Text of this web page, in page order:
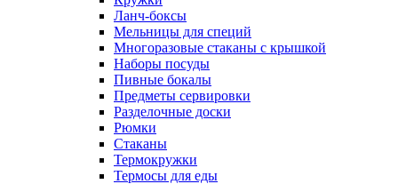
Ланч-боксы
Мельницы для специй
Многоразовые стаканы с крышкой
Наборы посуды
Пивные бокалы
Предметы сервировки
Разделочные доски
Рюмки
Стаканы
Термокружки
Термосы для еды